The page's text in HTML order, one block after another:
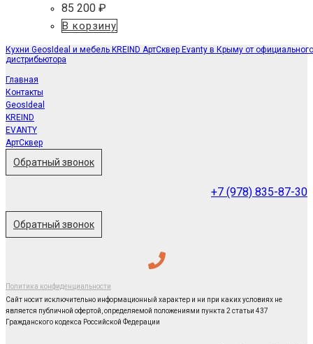
85 200 ₽
В корзину
Кухни GeosIdeal и мебель KREIND АртСквер Evanty в Крыму от официального
дистрибьютора
Главная
Контакты
GeosIdeal
KREIND
EVANTY
АртСквер
Обратный звонок
+7 (978) 835-87-30
Обратный звонок
Политика конфиденциальности
Сайт носит исключительно информационный характер и ни при каких условиях не
является публичной офертой, определяемой положениями пункта 2 статьи 437
Гражданского кодекса Российской Федерации